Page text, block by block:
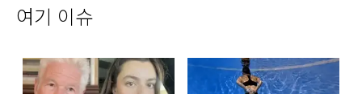
여기 이슈